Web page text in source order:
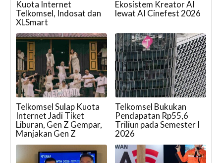
Kuota Internet
Telkomsel, Indosat dan
XLSmart
Ekosistem Kreator AI
lewat AI Cinefest 2026
Telkomsel Sulap Kuota
Internet Jadi Tiket
Liburan, Gen Z Gempar,
Manjakan Gen Z
Telkomsel Bukukan
Pendapatan Rp55,6
Triliun pada Semester I
2026